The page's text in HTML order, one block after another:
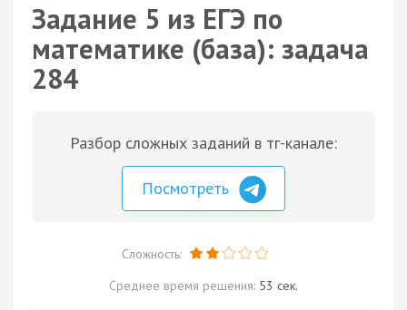
Задание 5 из ЕГЭ по
математике (база): задача
284
Разбор сложных заданий в тг-канале:
Посмотреть
Сложность:
Среднее время решения: 53 сек.